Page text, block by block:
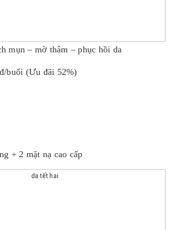
mụn – mờ thâm – phục hồi da
buổi (Ưu đãi 52%)
+ 2 mặt nạ cao cấp